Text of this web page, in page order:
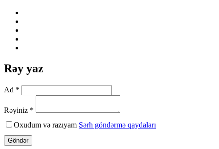
Rəy yaz
Ad *
Rəyiniz *
Oxudum və razıyam Şərh göndərmə qaydaları
Göndər